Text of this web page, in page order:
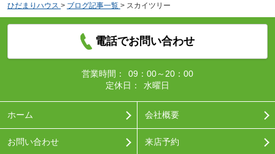
ひだまりハウス > ブログ記事一覧 > スカイツリー
電話でお問い合わせ
営業時間：
09：00～20：00
定休日：
水曜日
ホーム 会社概要
お問い合わせ 来店予約